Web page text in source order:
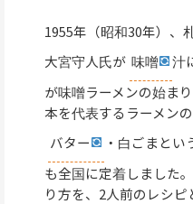
1955年（昭和30年）、
大宮守人氏が 味噌
汁
が味噌ラーメンの始ま
本を代表するラーメン
バター
・白ごまと
も全国に定着しました
り方を、2人前のレシピ